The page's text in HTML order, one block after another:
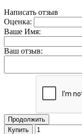
Написать отзыв
Оценка:
Ваше Имя:
Ваш отзыв:
Продолжить
Купить